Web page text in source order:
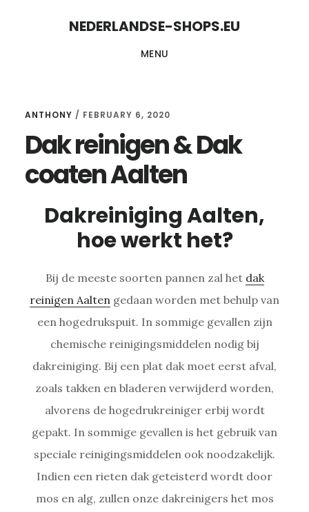
NEDERLANDSE-SHOPS.EU
MENU
ANTHONY / FEBRUARY 6, 2020
Dak reinigen & Dak
coaten Aalten
Dakreiniging Aalten,
hoe werkt het?
Bij de meeste soorten pannen zal het dak
reinigen Aalten gedaan worden met behulp van
een hogedrukspuit. In sommige gevallen zijn
chemische reinigingsmiddelen nodig bij
dakreiniging. Bij een plat dak moet eerst afval,
zoals takken en bladeren verwijderd worden,
alvorens de hogedrukreiniger erbij wordt
gepakt. In sommige gevallen is het gebruik van
speciale reinigingsmiddelen ook noodzakelijk.
Indien een rieten dak geteisterd wordt door
mos en alg, zullen onze dakreinigers het mos